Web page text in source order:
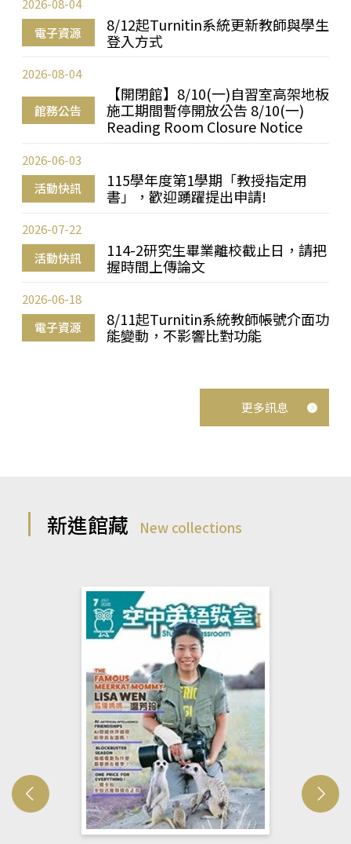
電子資源
8/12起Turnitin系統更新教師與學生
登入方式
2026-08-04
館務公告
【開閉館】8/10(一)自習室高架地板
施工期間暫停開放公告 8/10(一)
Reading Room Closure Notice
2026-08-04
活動快訊
115學年度第1學期「教授指定用
書」，歡迎踴躍提出申請!
2026-06-03
活動快訊
114-2研究生畢業離校截止日，請把
握時間上傳論文
2026-07-22
電子資源
8/11起Turnitin系統教師帳號介面功
能變動，不影響比對功能
2026-06-18
更多訊息
新進館藏 New collections